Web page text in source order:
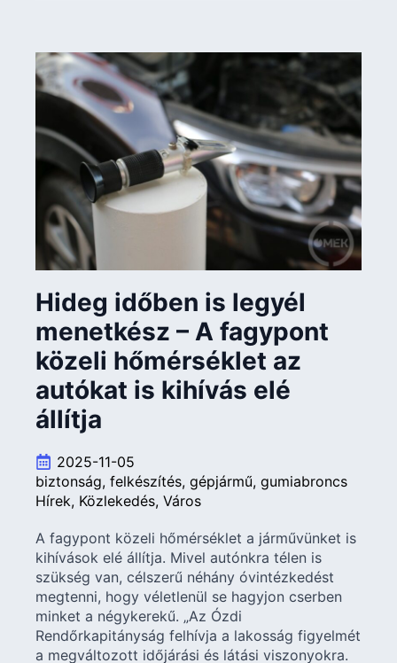
Hideg időben is legyél
menetkész – A fagypont
közeli hőmérséklet az
autókat is kihívás elé
állítja
2025-11-05
biztonság felkészítés gépjármű gumiabroncs
Hírek Közlekedés Város
A fagypont közeli hőmérséklet a járművünket is
kihívások elé állítja. Mivel autónkra télen is
szükség van, célszerű néhány óvintézkedést
megtenni, hogy véletlenül se hagyjon cserben
minket a négykerekű. „Az Ózdi
Rendőrkapitányság felhívja a lakosság figyelmét
a megváltozott időjárási és látási viszonyokra.